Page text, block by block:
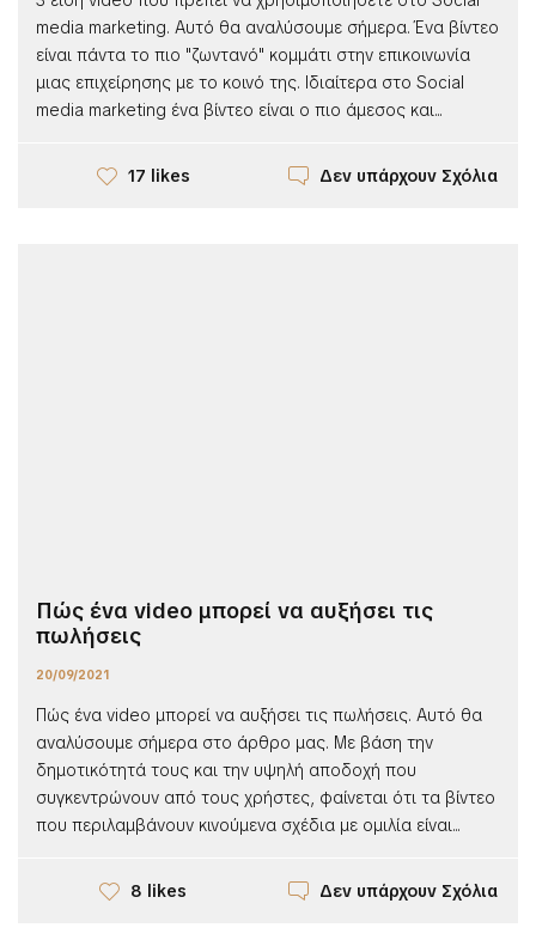
media marketing. Αυτό θα αναλύσουμε σήμερα. Ένα βίντεο
είναι πάντα το πιο "ζωντανό" κομμάτι στην επικοινωνία
μιας επιχείρησης με το κοινό της. Ιδιαίτερα στο Social
media marketing ένα βίντεο είναι ο πιο άμεσος και...
17 likes Δεν υπάρχουν Σχόλια
Πώς ένα video μπορεί να αυξήσει τις
πωλήσεις
20/09/2021
Πώς ένα video μπορεί να αυξήσει τις πωλήσεις. Αυτό θα
αναλύσουμε σήμερα στο άρθρο μας. Με βάση την
δημοτικότητά τους και την υψηλή αποδοχή που
συγκεντρώνουν από τους χρήστες, φαίνεται ότι τα βίντεο
που περιλαμβάνουν κινούμενα σχέδια με ομιλία είναι...
8 likes Δεν υπάρχουν Σχόλια